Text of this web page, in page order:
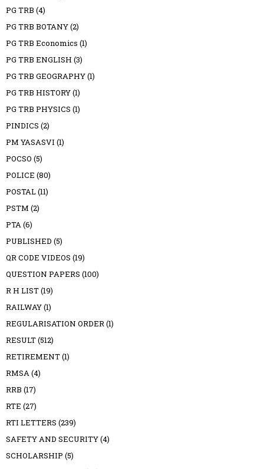
PG TRB (4)
PG TRB BOTANY(2)
PG TRB Economics (1)
PG TRB ENGLISH (3)
PG TRB GEOGRAPHY(1)
PG TRB HISTORY(1)
PG TRB PHYSICS (1)
PINDICS (2)
PM YASASVI (1)
POCSO (5)
POLICE (80)
POSTAL(11)
PSTM (2)
PTA(6)
PUBLISHED (5)
QR CODE VIDEOS (19)
QUESTION PAPERS (100)
R H LIST(19)
RAILWAY(1)
REGULARISATION ORDER(1)
RESULT(512)
RETIREMENT(1)
RMSA(4)
RRB (17)
RTE (27)
RTI LETTERS (239)
SAFETY AND SECURITY(4)
SCHOLARSHIP (5)